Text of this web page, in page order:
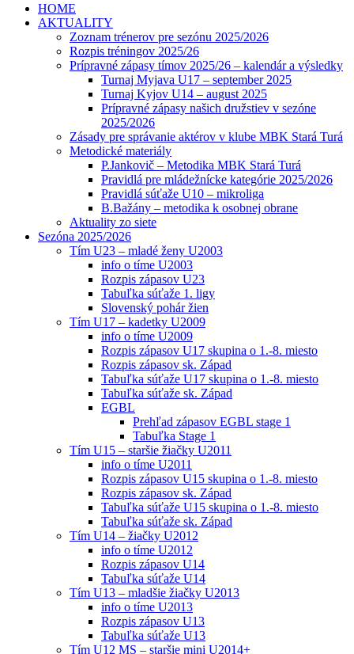
HOME
AKTUALITY
Zoznam trénerov pre sezónu 2025/2026
Rozpis tréningov 2025/26
Prípravné zápasy tímov 2025/26 – kalendár a výsledky
Turnaj Myjava U17 – september 2025
Turnaj Kyjov U14 – august 2025
Prípravné zápasy našich družstiev v sezóne
2025/2026
Zásady pre správanie aktérov v klube MBK Stará Turá
Metodické materiály
P.Jankovič – Metodika MBK Stará Turá
Pravidlá pre mládežnícke kategórie 2025/2026
Pravidlá súťaže U10 – mikroliga
B.Bažány – metodika k osobnej obrane
Aktuality zo siete
Sezóna 2025/2026
Tím U23 – mladé ženy U2003
info o tíme U2003
Rozpis zápasov U23
Tabuľka súťaže 1. ligy
Slovenský pohár žien
Tím U17 – kadetky U2009
info o tíme U2009
Rozpis zápasov U17 skupina o 1.-8. miesto
Rozpis zápasov sk. Západ
Tabuľka súťaže U17 skupina o 1.-8. miesto
Tabuľka súťaže sk. Západ
EGBL
Prehľad zápasov EGBL stage 1
Tabuľka Stage 1
Tím U15 – staršie žiačky U2011
info o tíme U2011
Rozpis zápasov U15 skupina o 1.-8. miesto
Rozpis zápasov sk. Západ
Tabuľka súťaže U15 skupina o 1.-8. miesto
Tabuľka súťaže sk. Západ
Tím U14 – žiačky U2012
info o tíme U2012
Rozpis zápasov U14
Tabuľka súťaže U14
Tím U13 – mladšie žiačky U2013
info o tíme U2013
Rozpis zápasov U13
Tabuľka súťaže U13
Tím U12 MS – staršie mini U2014+